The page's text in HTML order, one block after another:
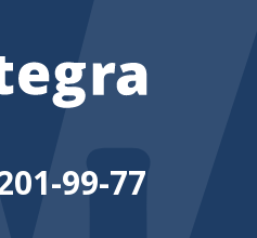
99-77